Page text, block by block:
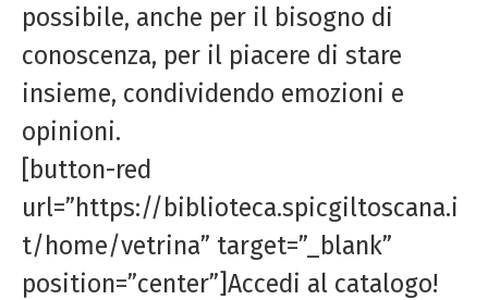
possibile, anche per il bisogno di
conoscenza, per il piacere di stare
insieme, condividendo emozioni e
opinioni.
[button-red
url=”https://biblioteca.spicgiltoscana.i
t/home/vetrina” target=”_blank”
position=”center”]Accedi al catalogo!